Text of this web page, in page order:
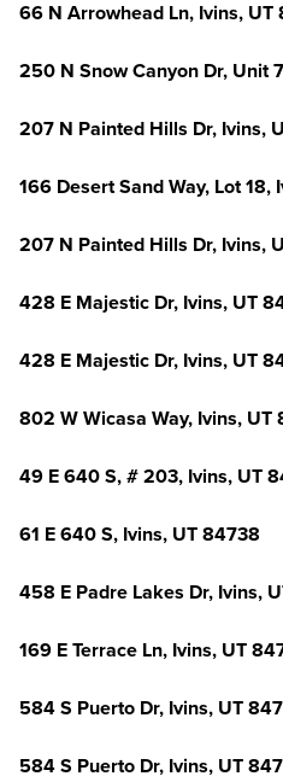
66 N Arrowhead Ln, Ivins, UT
250 N Snow Canyon Dr, Unit
207 N Painted Hills Dr, Ivins,
166 Desert Sand Way, Lot 18,
207 N Painted Hills Dr, Ivins,
428 E Majestic Dr, Ivins, UT
428 E Majestic Dr, Ivins, UT
802 W Wicasa Way, Ivins, UT
49 E 640 S, # 203, Ivins, UT
61 E 640 S, Ivins, UT 84738
458 E Padre Lakes Dr, Ivins,
169 E Terrace Ln, Ivins, UT
584 S Puerto Dr, Ivins, UT
584 S Puerto Dr, Ivins, UT